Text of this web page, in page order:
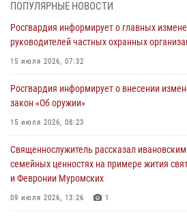
торжественных мероприятиях,
Воздушно-десантных войск
02 августа 2026, 11:46
Мероприятия в рамках акции «Каникулы с
продолжаются в Ивановской области
31 июля 2026, 11:08
В Ивановской области при содействии
подозреваемые в серии автомобильных
30 июля 2026, 12:41
ПОПУЛЯРНЫЕ НОВОСТИ
Росгвардия информирует о главных
руководителей частных охранных
15 июля 2026, 07:32
Росгвардия информирует о внесении
закон «Об оружии»
15 июля 2026, 08:23
Священнослужитель рассказал
семейных ценностях на примере жития
и Февронии Муромских
09 июля 2026, 13:26 1